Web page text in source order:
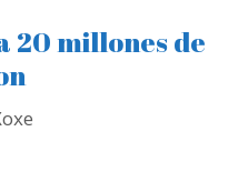
20 millones de